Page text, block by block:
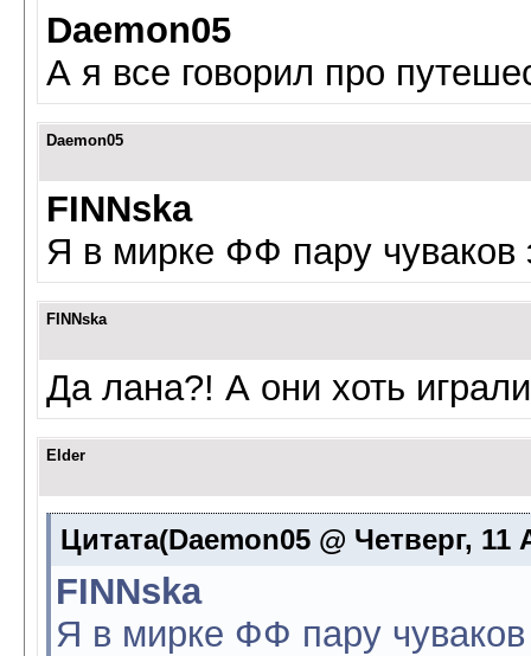
Daemon05
А я все говорил про
Daemon05
FINNska
Я в мирке ФФ пару чуваков
FINNska
Да лана?! А они хоть
Elder
Цитата(Daemon05 @ Четверг, 11
FINNska
Я в мирке ФФ пару